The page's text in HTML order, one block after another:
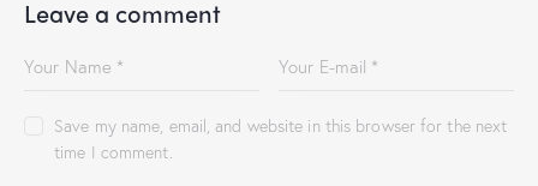
Leave a comment
Save my name, email, and website in this browser for the next
time I comment.